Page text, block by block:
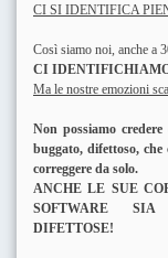
CI SI IDENTIFICA
Così siamo noi, anche a
CI
Ma le nostre emozioni
Non possiamo
buggato, difettoso,
correggere da solo.
ANCHE LE SUE
SOFTWARE SIA
DIFETTOSE!